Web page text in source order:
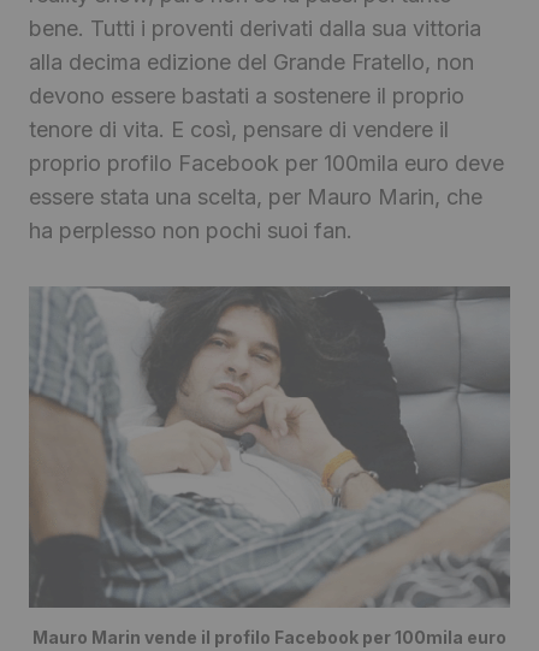
bene. Tutti i proventi derivati dalla sua vittoria
alla decima edizione del Grande Fratello, non
devono essere bastati a sostenere il proprio
tenore di vita. E così, pensare di vendere il
proprio profilo Facebook per 100mila euro deve
essere stata una scelta, per Mauro Marin, che
ha perplesso non pochi suoi fan.
Mauro Marin vende il profilo Facebook per 100mila euro